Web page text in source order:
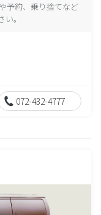
予約、乗り捨てなど
。
072-432-4777